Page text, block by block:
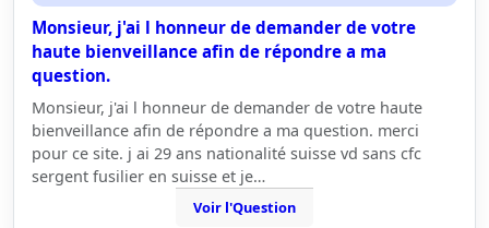
Monsieur, j'ai l honneur de demander de votre
haute bienveillance afin de répondre a ma
question.
Monsieur, j'ai l honneur de demander de votre haute
bienveillance afin de répondre a ma question. merci
pour ce site. j ai 29 ans nationalité suisse vd sans cfc
sergent fusilier en suisse et je…
Voir l'Question